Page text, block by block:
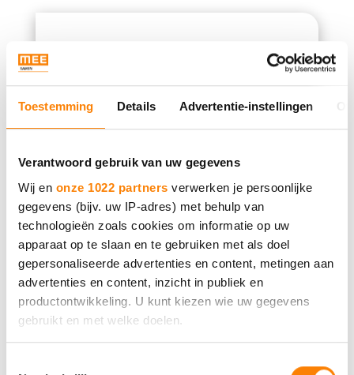
Toestemming Details Advertentie-instellingen
Verantwoord gebruik van uw gegevens
Wij en onze 1022 partners verwerken je persoonlijke
gegevens (bijv. uw IP-adres) met behulp van
technologieën zoals cookies om informatie op uw
apparaat op te slaan en te gebruiken met als doel
gepersonaliseerde advertenties en content, metingen aan
advertenties en content, inzicht in publiek en
productontwikkeling. U kunt kiezen wie uw gegevens
gebruikt en met welke doelen.
Neem contact met ons op.
Of vul het contactformulier
in
MEE in jouw
gemeente